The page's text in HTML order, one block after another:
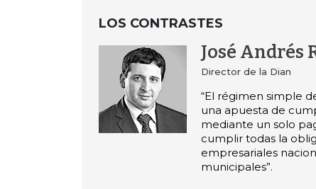
LOS CONTRASTES
José Andrés
Director de la Dian
“El régimen simple
una apuesta de
mediante un solo
cumplir todas la
empresariales
municipales”.